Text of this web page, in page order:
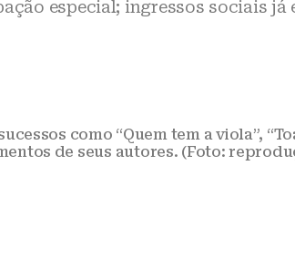
especial; ingressos sociais já
como “Quem tem a viola”,
de seus autores. (Foto: